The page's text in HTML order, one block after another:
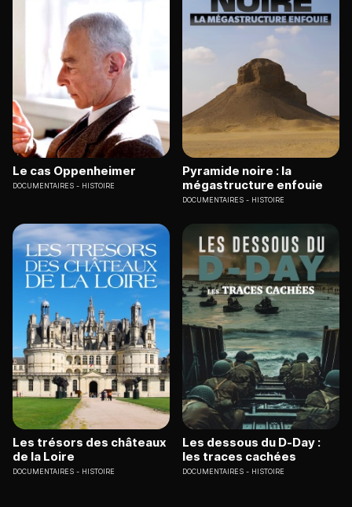
Le cas Oppenheimer
DOCUMENTAIRES HISTOIRE
Pyramide noire : la
mégastructure enfouie
DOCUMENTAIRES HISTOIRE
Les trésors des châteaux
de la Loire
DOCUMENTAIRES HISTOIRE
Les dessous du D-Day :
les traces cachées
DOCUMENTAIRES HISTOIRE